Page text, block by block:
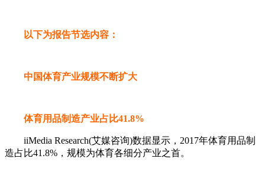
以下为报告节选内容：
中国体育产业规模不断扩大
体育用品制造产业占比41.8%
iiMedia Research(艾媒咨询)数据显示，2017年体育用品制
造占比41.8%，规模为体育各细分产业之首。